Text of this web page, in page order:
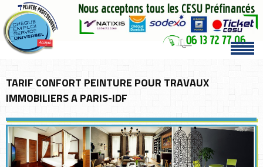
TARIF CONFORT PEINTURE POUR TRAVAUX
IMMOBILIERS A PARIS-IDF